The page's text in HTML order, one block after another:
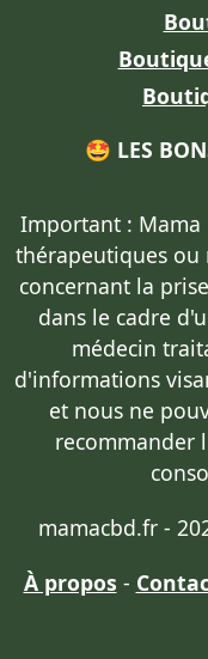
🤩 LES
Important : Mama
thérapeutiques ou
concernant la
dans le cadre
médecin
d'informations
et nous ne
recommander
mamacbd.fr -
À propos -